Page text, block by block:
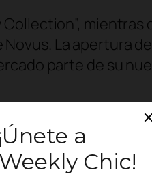
mientras
La apertura
parte de su